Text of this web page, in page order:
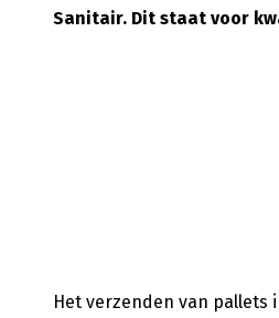
Sanitair. Dit staat voor
Het verzenden van pallets